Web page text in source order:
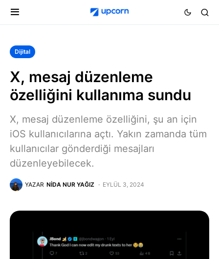
Dijital
X, mesaj düzenleme
özelliğini kullanıma sundu
X, mesaj düzenleme özelliğini, şu an için
iOS kullanıcılarına açtı. Yakın zamanda tüm
kullanıcılar gönderdiği mesajları
düzenleyebilecek.
YAZAR NIDA NUR YAĞIZ EYLÜL 3, 2024